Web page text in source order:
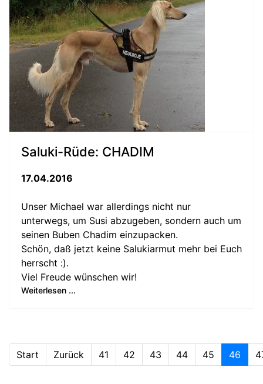
Saluki-Rüde: CHADIM
17.04.2016
Unser Michael war allerdings nicht nur
unterwegs, um Susi abzugeben, sondern auch um
seinen Buben Chadim einzupacken.
Schön, daß jetzt keine Salukiarmut mehr bei Euch
herrscht :).
Viel Freude wünschen wir!
Weiterlesen ...
Start Zurück 41 42 43 44 45 46